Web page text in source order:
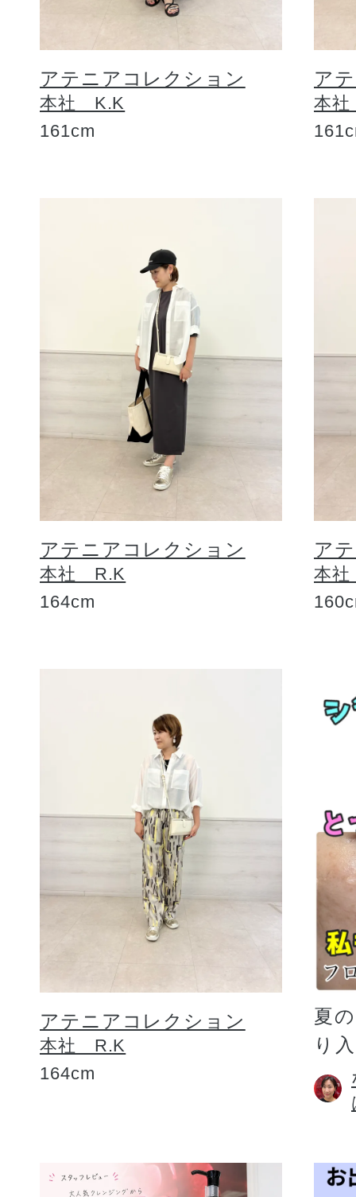
アテニアコレクション
本社 K.K
161cm
ア
本
アテニアコレクション
本社 R.K
164cm
ア
本
アテニアコレクション
本社 R.K
164cm
夏
り